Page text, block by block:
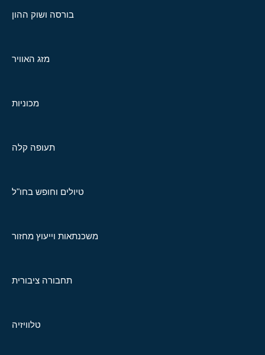
בורסה ושוק ההון
מזג האוויר
מכוניות
תעופה קלה
טיולים וחופש בחו"ל
משכנתאות וייעוץ מחזור
תחבורה ציבורית
טלוויזיה